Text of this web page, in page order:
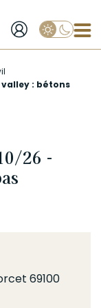
: bétons
26 -
69100